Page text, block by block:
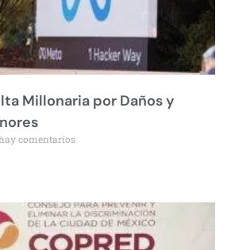
Millonaria por Daños y
comentarios